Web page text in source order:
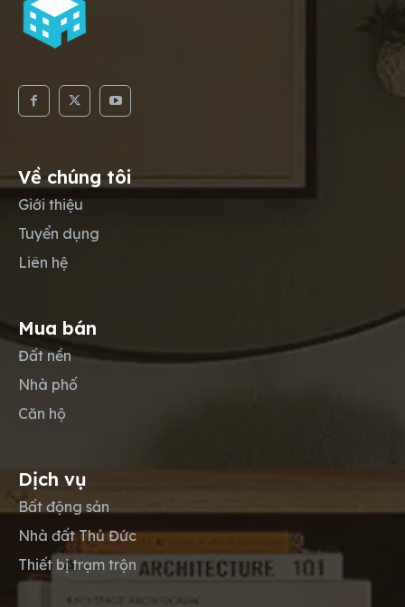
Về chúng tôi
Giới thiệu
Tuyển dụng
Liên hệ
Mua bán
Đất nền
Nhà phố
Căn hộ
Dịch vụ
Bất động sản
Nhà đất Thủ Đức
Thiết bị trạm trộn